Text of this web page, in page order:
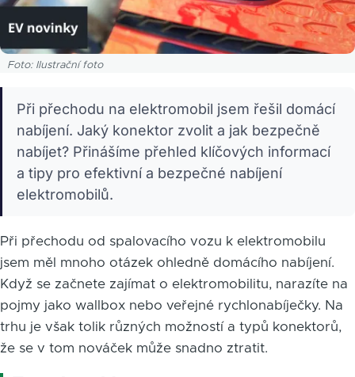
Foto: Ilustrační foto
Při přechodu na elektromobil jsem řešil domácí
nabíjení. Jaký konektor zvolit a jak bezpečně
nabíjet? Přinášíme přehled klíčových informací
a tipy pro efektivní a bezpečné nabíjení
elektromobilů.
Při přechodu od spalovacího vozu k elektromobilu
jsem měl mnoho otázek ohledně domácího nabíjení.
Když se začnete zajímat o elektromobilitu, narazíte na
pojmy jako wallbox nebo veřejné rychlonabíječky. Na
trhu je však tolik různých možností a typů konektorů,
že se v tom nováček může snadno ztratit.